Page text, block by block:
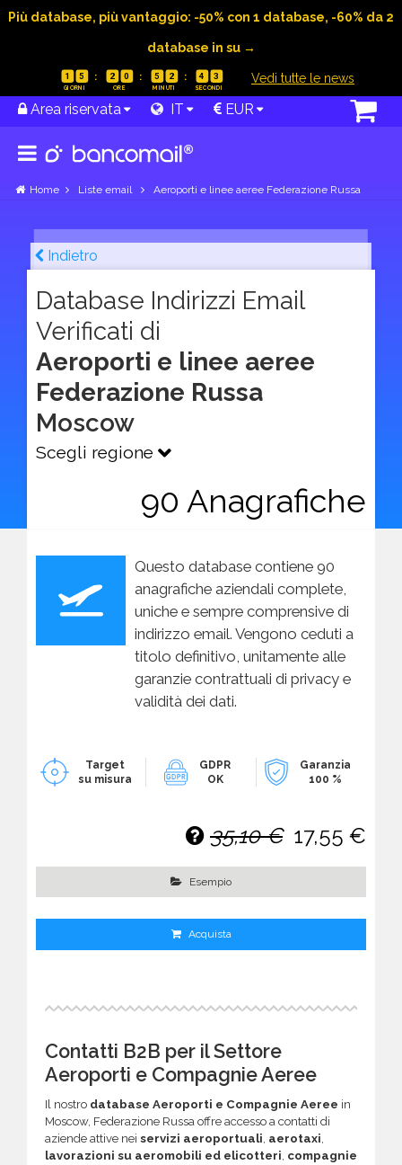
Più database, più vantaggio: -50% con 1 database, -60% da 2
database in su →
1 5 2 0 5 2 4 2 Vedi tutte le news
Area riservata IT EUR
Home Liste email Aeroporti e linee aeree Federazione Russa
Indietro
Database Indirizzi Email
Verificati di
Aeroporti e linee aeree
Federazione Russa
Moscow
Scegli regione
90 Anagrafiche
Questo database contiene 90
anagrafiche aziendali complete,
uniche e sempre comprensive di
indirizzo email. Vengono ceduti a
titolo definitivo, unitamente alle
garanzie contrattuali di privacy e
validità dei dati.
Target
su misura
GDPR
OK
Garanzia
100 %
35,10 € 17,55 €
Esempio
Acquista
Contatti B2B per il Settore
Aeroporti e Compagnie Aeree
Il nostro database Aeroporti e Compagnie Aeree in
Moscow, Federazione Russa offre accesso a contatti di
aziende attive nei servizi aeroportuali, aerotaxi,
lavorazioni su aeromobili ed elicotteri, compagnie